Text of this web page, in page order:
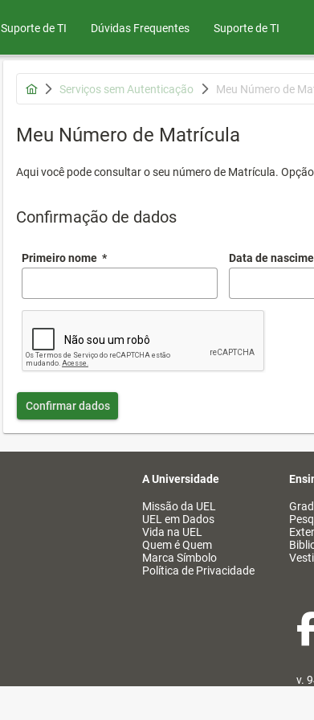
Suporte de TI Dúvidas Frequentes Suporte de TI
Serviços sem Autenticação Meu Número de
Meu Número de Matrícula
Aqui você pode consultar o seu número de Matrícula.
Confirmação de dados
Primeiro nome * Data de
Confirmar dados
A Universidade
Missão da UEL
UEL em Dados
Vida na UEL
Quem é Quem
Marca Símbolo
Política de Privacidade
v.